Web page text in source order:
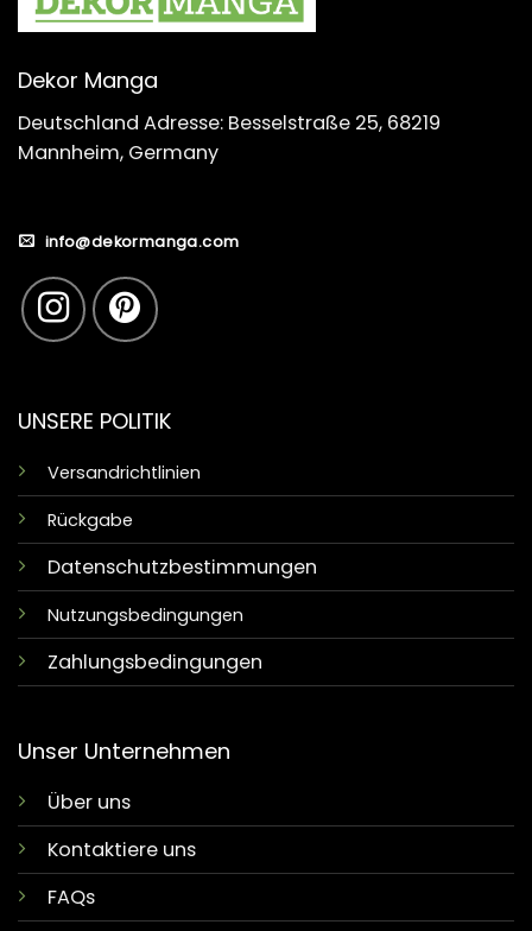
Dekor Manga
Deutschland Adresse: Besselstraße 25, 68219
Mannheim, Germany
info@dekormanga.com
UNSERE POLITIK
Versandrichtlinien
Rückgabe
Datenschutzbestimmungen
Nutzungsbedingungen
Zahlungsbedingungen
Unser Unternehmen
Über uns
Kontaktiere uns
FAQs